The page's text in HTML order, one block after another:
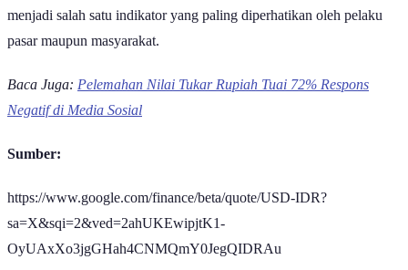
menjadi salah satu indikator yang paling diperhatikan oleh pelaku
pasar maupun masyarakat.
Baca Juga: Pelemahan Nilai Tukar Rupiah Tuai 72% Respons
Negatif di Media Sosial
Sumber:
https://www.google.com/finance/beta/quote/USD-IDR?
sa=X&sqi=2&ved=2ahUKEwipjtK1-
OyUAxXo3jgGHah4CNMQmY0JegQIDRAu